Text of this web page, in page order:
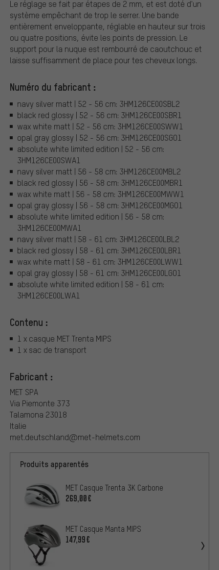
Le réglage se fait par étapes de 2 mm, et est doté d'un
système empêchant de trop le serrer. Une bande
entièrement enveloppante, réglable en hauteur sur trois
ou quatre positions, évite les points de pression. Le
support pour la nuque est rembourré de caoutchouc et
laisse suffisamment de place pour tes cheveux longs.
Numéro du fabricant :
navy silver matt | 52 - 56 cm: 3HM126CE00SBL2
black red glossy | 52 - 56 cm: 3HM126CE00SBR1
wax white matt | 52 - 56 cm: 3HM126CE00SWW1
opal gray glossy | 52 - 56 cm: 3HM126CE00SGO1
absolute white limited edition | 52 - 56 cm:
3HM126CE00SWA1
navy silver matt | 56 - 58 cm: 3HM126CE00MBL2
black red glossy | 56 - 58 cm: 3HM126CE00MBR1
wax white matt | 56 - 58 cm: 3HM126CE00MWW1
opal gray glossy | 56 - 58 cm: 3HM126CE00MGO1
absolute white limited edition | 56 - 58 cm:
3HM126CE00MWA1
navy silver matt | 58 - 61 cm: 3HM126CE00LBL2
black red glossy | 58 - 61 cm: 3HM126CE00LBR1
wax white matt | 58 - 61 cm: 3HM126CE00LWW1
opal gray glossy | 58 - 61 cm: 3HM126CE00LGO1
absolute white limited edition | 58 - 61 cm:
3HM126CE00LWA1
Contenu :
1 x casque MET Trenta MIPS
1 x sac de transport
Fabricant :
MET SPA
Via Piemonte 373
Talamona 23018
Italie
met.deutschland@met-helmets.com
Produits apparentés
MET Casque Trenta 3K Carbone
269,00€
MET Casque Manta MIPS
147,99€